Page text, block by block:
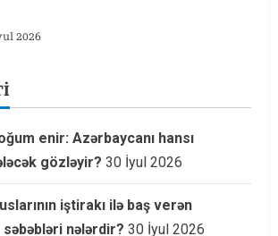
2026
enir: Azərbaycanı hansı
gözləyir? 30 İyul 2026
iştirakı ilə baş verən
səbəbləri nələrdir? 30 İyul 2026